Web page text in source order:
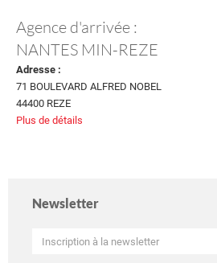
Agence d'arrivée :
NANTES MIN-REZE
Adresse :
71 BOULEVARD ALFRED NOBEL
44400 REZE
Plus de détails
Newsletter